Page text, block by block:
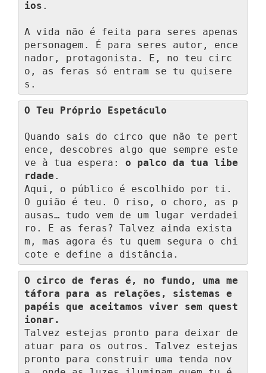
ios .
A vida não é feita para seres apenas
personagem. É para seres autor, ence
nador, protagonista. E, no teu circ
o, as feras só entram se tu quisere
s.
O Teu Próprio Espetáculo
Quando sais do circo que não te pert
ence, descobres algo que sempre este
ve à tua espera: o palco da tua libe
rdade .
Aqui, o público é escolhido por ti.
O guião é teu. O riso, o choro, as p
ausas… tudo vem de um lugar verdadei
ro. E as feras? Talvez ainda exista
m, mas agora és tu quem segura o chi
cote e define a distância.
O circo de feras é, no fundo, uma me
táfora para as relações, sistemas e
papéis que aceitamos viver sem quest
ionar.
Talvez estejas pronto para deixar de
atuar para os outros. Talvez estejas
pronto para construir uma tenda nov